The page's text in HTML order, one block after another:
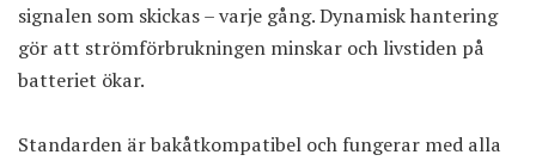
signalen som skickas – varje gång. Dynamisk hantering
gör att strömförbrukningen minskar och livstiden på
batteriet ökar.
Standarden är bakåtkompatibel och fungerar med alla